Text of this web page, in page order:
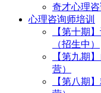
奇才心理
心理咨询师培训
【第十期
（招生中）
【第九期
营）
【第八期